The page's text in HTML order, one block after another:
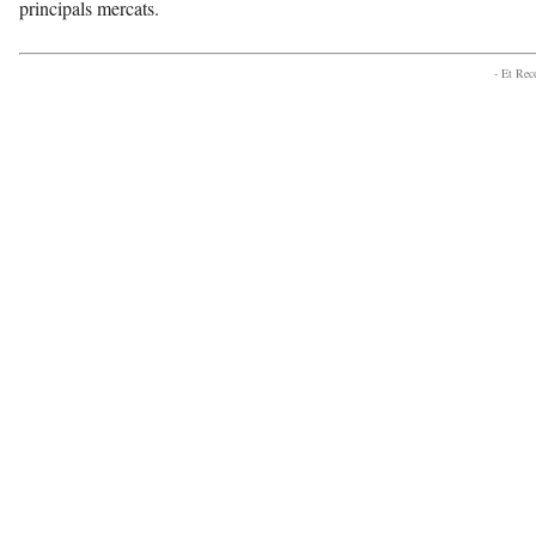
principals mercats.
- Et